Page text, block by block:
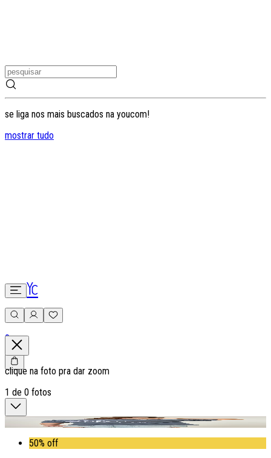
se liga nos mais buscados na youcom!
mostrar tudo
0
clique na foto pra dar zoom
1 de 0 fotos
50% off